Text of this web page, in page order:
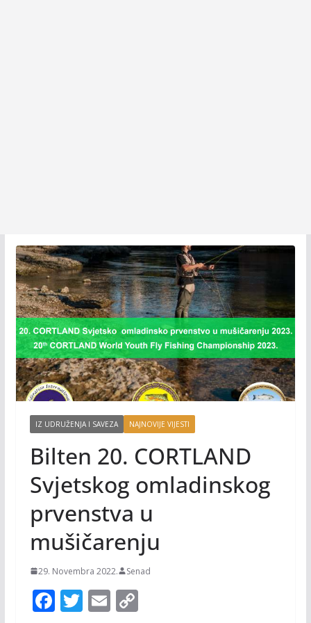
IZ UDRUŽENJA I SAVEZA NAJNOVIJE VIJESTI
Bilten 20. CORTLAND
Svjetskog omladinskog
prvenstva u
mušičarenju
29. Novembra 2022. Senad
F T E C